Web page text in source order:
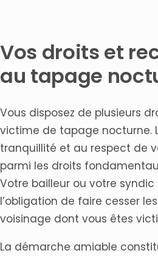
Vos droits et
au tapage
Vous disposez de plusieurs
victime de tapage nocturne.
tranquillité et au respect de
parmi les droits
Votre bailleur ou votre
l’obligation de faire cesser
voisinage dont vous êtes
La démarche amiable